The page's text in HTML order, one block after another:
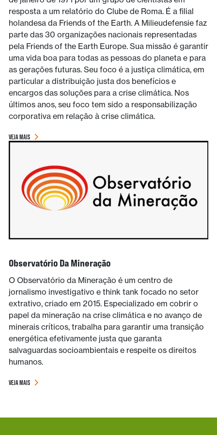
resposta a um relatório do Clube de Roma. É a filial
holandesa da Friends of the Earth. A Milieudefensie faz
parte das 30 organizações nacionais representadas
pela Friends of the Earth Europe. Sua missão é garantir
uma vida boa para todas as pessoas do planeta e para
as gerações futuras. Seu foco é a justiça climática, em
particular a distribuição justa dos benefícios e
encargos das soluções para a crise climática. Nos
últimos anos, seu foco tem sido a responsabilização
corporativa em relação à crise climática.
VEJA MAIS
Observatório Da Mineração
O Observatório da Mineração é um centro de
jornalismo investigativo e think tank focado no setor
extrativo, criado em 2015. Especializado em cobrir o
papel da mineração na crise climática e no avanço de
minerais críticos, trabalha para garantir uma transição
energética efetivamente justa que garanta
salvaguardas socioambientais e respeite os direitos
humanos.
VEJA MAIS